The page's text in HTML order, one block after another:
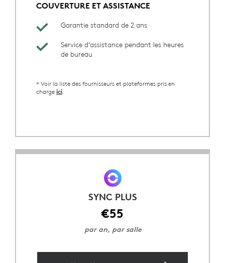
COUVERTURE ET ASSISTANCE
Garantie standard de 2 ans
Service d’assistance pendant les heures
de bureau
* Voir la liste des fournisseurs et plateformes pris en
charge ici
SYNC PLUS
€55
par an, par salle